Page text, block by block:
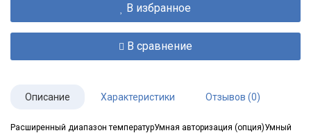
В избранное
В сравнение
Описание Характеристики Отзывов (0)
Расширенный диапазон температурУмная авторизация (опция)Умный